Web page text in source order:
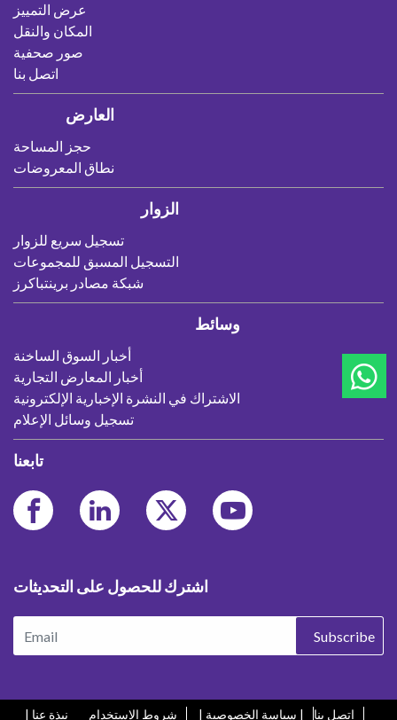
عرض التمييز
المكان والنقل
صور صحفية
اتصل بنا
العارض
حجز المساحة
نطاق المعروضات
الزوار
تسجيل سريع للزوار
التسجيل المسبق للمجموعات
شبكة مصادر برينتباكرز
وسائط
أخبار السوق الساخنة
أخبار المعارض التجارية
الاشتراك في النشرة الإخبارية الإلكترونية
تسجيل وسائل الإعلام
تابعنا
اشترك للحصول على التحديثات
Subscribe
نبذة عنا | شروط الاستخدام | سياسة الخصوصية | اتصل بنا